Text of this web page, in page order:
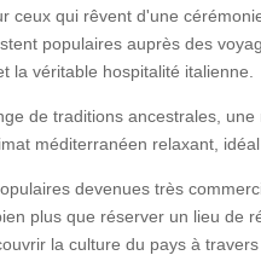
ceux qui rêvent d'une
populaires auprès des
la véritable hospitalité italienne.
de traditions ancestrales,
méditerranéen relaxant,
devenues très
plus que réserver un lieu de
la culture du pays à